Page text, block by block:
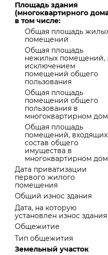
Площадь здания
(многоквартирного
в том числе:
Общая площадь
помещений
Общая площадь
нежилых помещений,
исключением
помещений общего
пользования
Общая площадь
помещений общего
пользования в
многоквартирном
Общая площадь
помещений,
состав общего
имущества в
многоквартирном
Дата приватизации
первого жилого
помещения
Общий износ здания
Дата, на которую
установлен износ здания
Общежитие
Тип общежития
Земельный участок